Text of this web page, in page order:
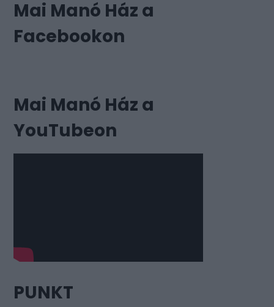
Mai Manó Ház a
Facebookon
Mai Manó Ház a
YouTubeon
PUNKT